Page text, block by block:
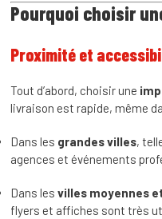
Pourquoi choisir
Proximité et
Tout d’abord, choisir une
livraison est rapide, même
Dans les grandes villes,
agences et événements
Dans les villes moyennes
flyers et affiches sont très